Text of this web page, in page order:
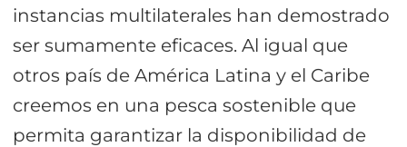
instancias multilaterales han demostrado
ser sumamente eficaces. Al igual que
otros país de América Latina y el Caribe
creemos en una pesca sostenible que
permita garantizar la disponibilidad de